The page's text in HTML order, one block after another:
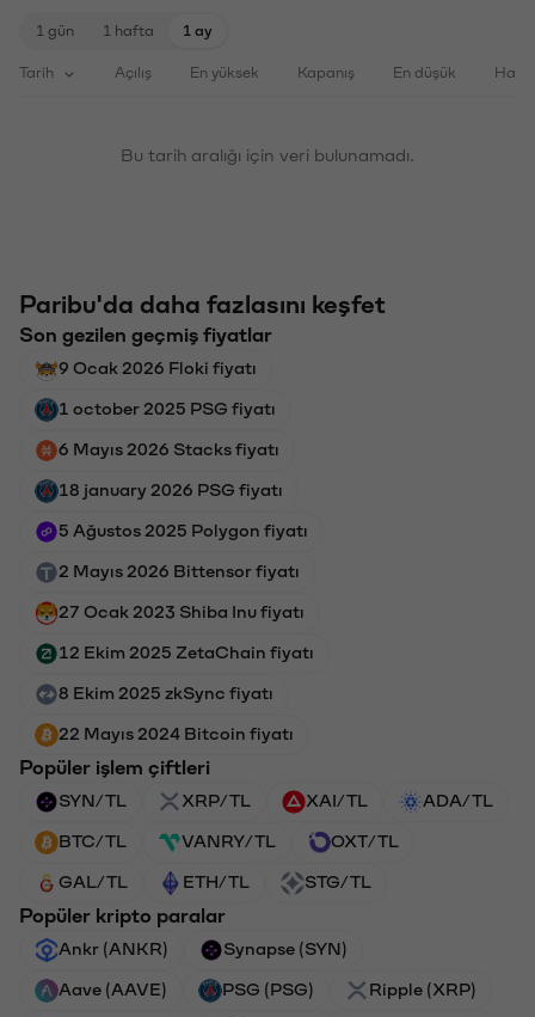
1 gün 1 hafta 1 ay
Tarih Açılış En yüksek Kapanış En düşük
Bu tarih aralığı için veri bulunamadı.
Paribu'da daha fazlasını keşfet
Son gezilen geçmiş fiyatlar
9 Ocak 2026 Floki fiyatı
1 october 2025 PSG fiyatı
6 Mayıs 2026 Stacks fiyatı
18 january 2026 PSG fiyatı
5 Ağustos 2025 Polygon fiyatı
2 Mayıs 2026 Bittensor fiyatı
27 Ocak 2023 Shiba Inu fiyatı
12 Ekim 2025 ZetaChain fiyatı
8 Ekim 2025 zkSync fiyatı
22 Mayıs 2024 Bitcoin fiyatı
Popüler işlem çiftleri
SYN/TL XRP/TL XAI/TL ADA/TL
BTC/TL VANRY/TL OXT/TL
GAL/TL ETH/TL STG/TL
Popüler kripto paralar
Ankr (ANKR) Synapse (SYN)
Aave (AAVE) PSG (PSG) Ripple (XRP)